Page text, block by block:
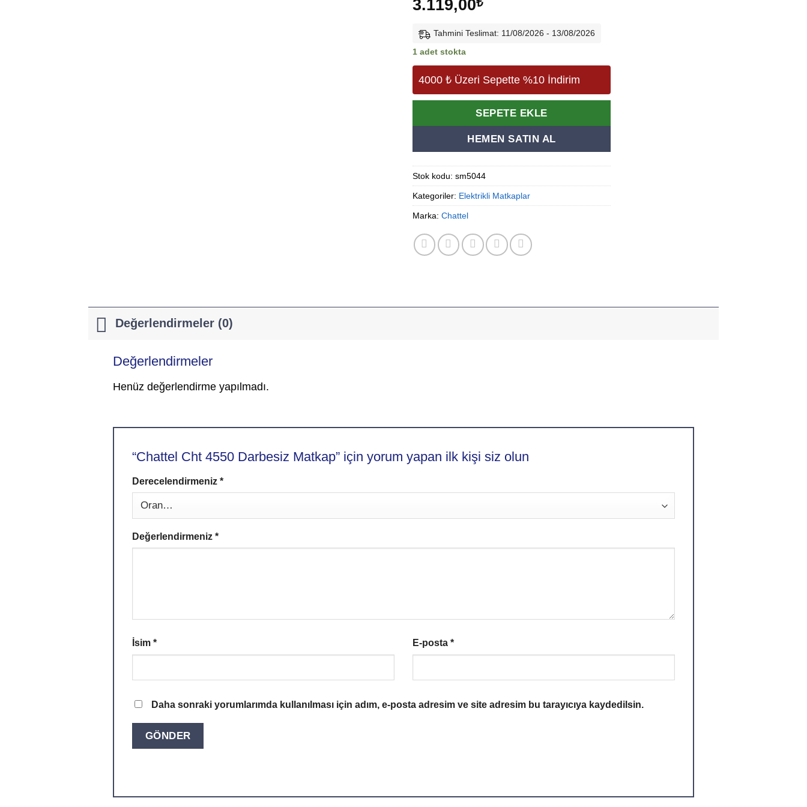
3.119,00
Tahmini Teslimat: 11/08/2026 - 13/08/2026
1 adet stokta
4000 ₺ Üzeri Sepette %10 İndirim
SEPETE EKLE
HEMEN SATIN AL
Stok kodu: sm5044
Kategoriler: Elektrikli Matkaplar
Marka: Chattel
Değerlendirmeler (0)
Değerlendirmeler
Henüz değerlendirme yapılmadı.
“Chattel Cht 4550 Darbesiz Matkap” için yorum yapan ilk kişi siz olun
Derecelendirmeniz *
Değerlendirmeniz *
İsim * E-posta *
Daha sonraki yorumlarımda kullanılması için adım, e-posta adresim ve site adresim bu tarayıcıya kaydedilsin.
Alternative: